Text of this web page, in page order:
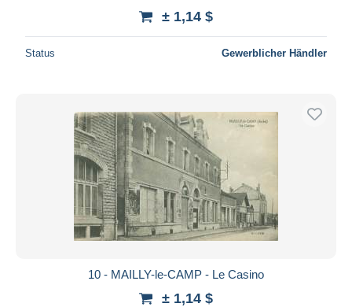
± 1,14 $
Status Gewerblicher Händler
10 - MAILLY-le-CAMP - Le Casino
± 1,14 $